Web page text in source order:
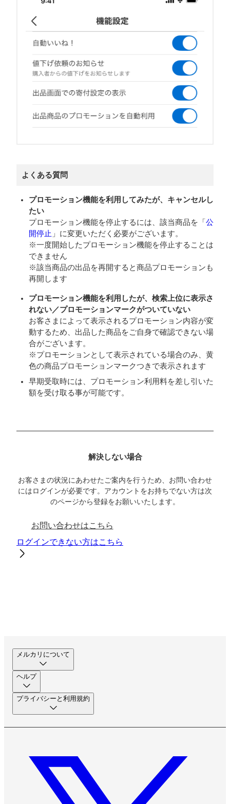
よくある質問
プロモーション機能を利用してみたが、キャンセルし
たい
プロモーション機能を停止するには、該当商品を「 公
開停止 」に変更いただく必要がございます。
※一度開始したプロモーション機能を停止することは
できません
※該当商品の出品を再開すると商品プロモーションも
再開します
プロモーション機能を利用したが、検索上位に表示さ
れない／プロモーションマークがついていない
お客さまによって表示されるプロモーション内容が変
動するため、出品した商品をご自身で確認できない場
合がございます。
※プロモーションとして表示されている場合のみ、黄
色の商品プロモーションマークつきで表示されます
早期受取時には、プロモーション利用料を差し引いた
額を受け取る事が可能です。
解決しない場合
お客さまの状況にあわせたご案内を行うため、お問い合わせ
にはログインが必要です。アカウントをお持ちでない方は次
のページから登録をお願いいたします。
お問い合わせはこちら
ログインできない方はこちら
メルカリについて
ヘルプ
プライバシーと利用規約